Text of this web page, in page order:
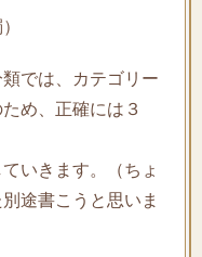
では、カテゴリー
め、正確には３
いきます。（ちょ
途書こうと思いま